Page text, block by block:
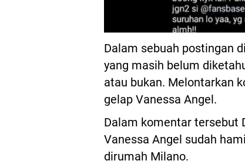
Dalam sebuah postingan
yang masih belum
atau bukan. Melontarkan
gelap Vanessa Angel.
Dalam komentar tersebut
Vanessa Angel sudah
dirumah Milano.